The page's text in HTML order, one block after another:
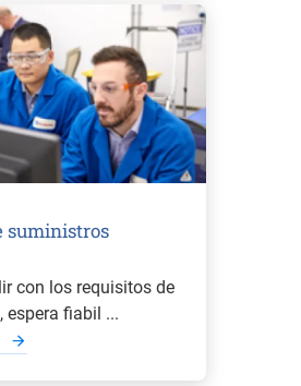
suministros
con los requisitos de
espera fiabil ...